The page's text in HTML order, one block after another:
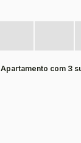
Apartamento com 3